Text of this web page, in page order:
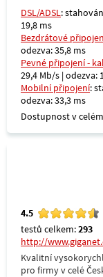
DSL/ADSL:
19,8 ms
Bezdrátové
odezva: 35,8 ms
Pevné připojení -
29,4 Mb/s | odezva:
Mobilní připojení:
odezva: 33,3 ms
Dostupnost v
4.5
testů celkem:293
http://
Kvalitní
pro firmy v celé